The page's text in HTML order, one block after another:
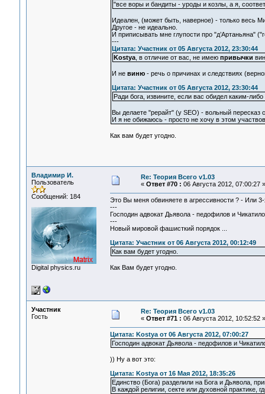
"все воры и бандиты - уроды и козлы, а я,
Идеален, (может быть, наверное) - только весь
Другое - не идеально.
И приписывать мне глупости про "д’Артаньяна"
---
Цитата: Участник от 05 Августа 2012, 23:30:44
Kostya, в отличие от вас, не имею привычки
И не виню- речь о причинах и следствиях
Цитата: Участник от 05 Августа 2012, 23:30:44
Ради бога, извините, если вас обидел каким-
Вы делаете "рерайт" (у SEO) - вольный пересказ
И я не обижаюсь - просто не хочу в этом
Как вам будет угодно.
Владимир И.
Пользователь
Сообщений: 184
Digital physics.ru
Re: Теория Всего v1.03
« Ответ #70 : 06 Августа 2012, 07:00:27 »
Это Вы меня обвиняете в агрессивности ? - Или
---
Господин адвокат Дьявола - педофилов и
---
Новый мировой фашисткий порядок ...
Цитата: Участник от 06 Августа 2012, 00:12:49
Как вам будет угодно.
Как Вам будет угодно.
Участник
Гость
Re: Теория Всего v1.03
« Ответ #71 : 06 Августа 2012, 10:52:52 »
Цитата: Kostya от 06 Августа 2012, 07:00:27
Господин адвокат Дьявола - педофилов и
)) Ну а вот это:
Цитата: Kostya от 16 Мая 2012, 18:35:26
Единство (Бога) разделили на Бога и Дьявола,
В каждой религии, секте или духовной практике,